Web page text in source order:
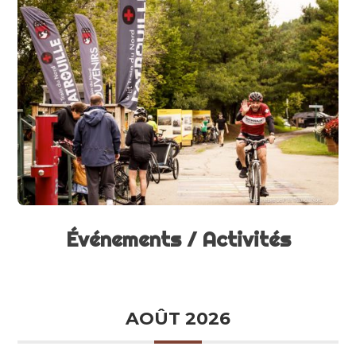
Événements / Activités
AOÛT 2026